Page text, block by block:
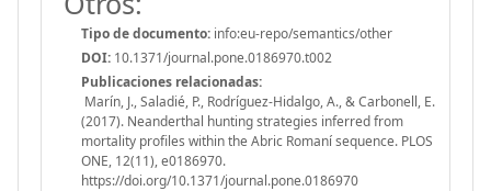
Tipo de documento: info:eu-repo/semantics/other
DOI: 10.1371/journal.pone.0186970.t002
Publicaciones relacionadas:
Marín, J., Saladié, P., Rodríguez-Hidalgo, A., & Carbonell, E.
(2017). Neanderthal hunting strategies inferred from
mortality profiles within the Abric Romaní sequence. PLOS
ONE, 12(11), e0186970.
https://doi.org/10.1371/journal.pone.0186970